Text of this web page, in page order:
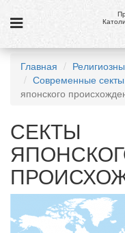
Новости
Галерея
Викторины
Ссылки
Религиозные учения и
Главная
Современные секты
японского
СЕКТЫ